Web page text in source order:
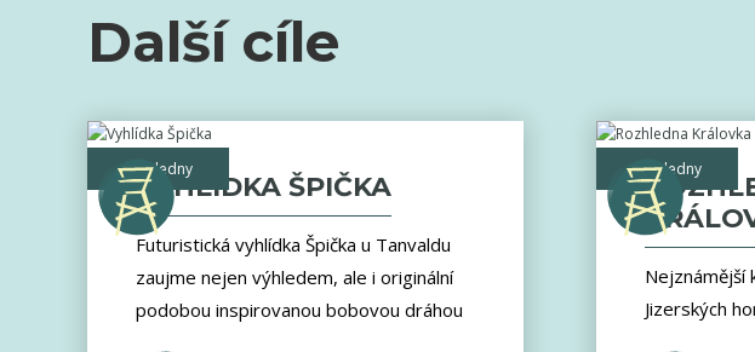
Další cíle
rozhledny
VYHLÍDKA ŠPIČKA
Futuristická vyhlídka Špička u Tanvaldu
zaujme nejen výhledem, ale i originální
podobou inspirovanou bobovou dráhou
rozhledny
Nejznámější
Jizerských